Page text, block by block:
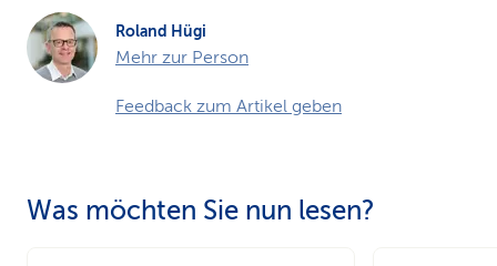
Roland Hügi
Mehr zur Person
Feedback zum Artikel geben
Was möchten Sie nun lesen?